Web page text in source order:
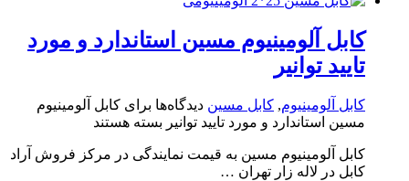
کابل آلومینیوم مسین استاندارد و مورد
تایید توانیر
کابل آلومینیوم, کابل مسین دیدگاه‌ها برای کابل آلومینیوم
مسین استاندارد و مورد تایید توانیر بسته هستند
کابل آلومینیوم مسین به قیمت نمایندگی در مرکز فروش آراد
کابل در لاله زار تهران …